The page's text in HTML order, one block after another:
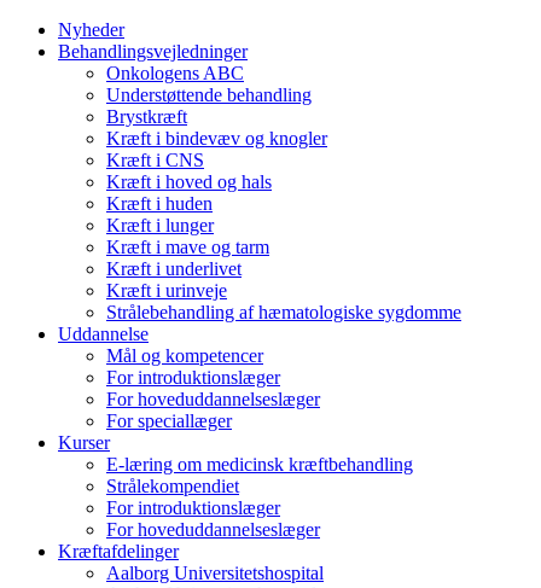
Nyheder
Behandlingsvejledninger
Onkologens ABC
Understøttende behandling
Brystkræft
Kræft i bindevæv og knogler
Kræft i CNS
Kræft i hoved og hals
Kræft i huden
Kræft i lunger
Kræft i mave og tarm
Kræft i underlivet
Kræft i urinveje
Strålebehandling af hæmatologiske sygdomme
Uddannelse
Mål og kompetencer
For introduktionslæger
For hoveduddannelseslæger
For speciallæger
Kurser
E-læring om medicinsk kræftbehandling
Strålekompendiet
For introduktionslæger
For hoveduddannelseslæger
Kræftafdelinger
Aalborg Universitetshospital